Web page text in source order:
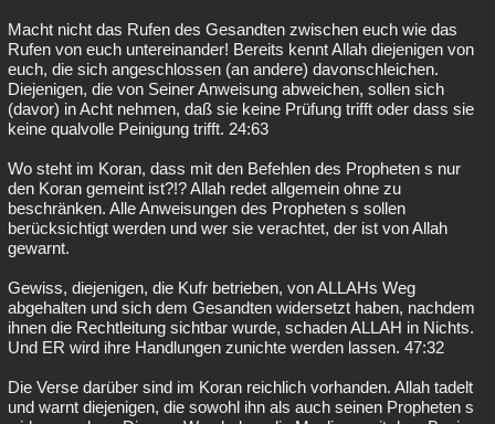
Macht nicht das Rufen des Gesandten zwischen euch wie das
Rufen von euch untereinander! Bereits kennt Allah diejenigen von
euch, die sich angeschlossen (an andere) davonschleichen.
Diejenigen, die von Seiner Anweisung abweichen, sollen sich
(davor) in Acht nehmen, daß sie keine Prüfung trifft oder dass sie
keine qualvolle Peinigung trifft. 24:63
Wo steht im Koran, dass mit den Befehlen des Propheten s nur
den Koran gemeint ist?!? Allah redet allgemein ohne zu
beschränken. Alle Anweisungen des Propheten s sollen
berücksichtigt werden und wer sie verachtet, der ist von Allah
gewarnt.
Gewiss, diejenigen, die Kufr betrieben, von ALLAHs Weg
abgehalten und sich dem Gesandten widersetzt haben, nachdem
ihnen die Rechtleitung sichtbar wurde, schaden ALLAH in Nichts.
Und ER wird ihre Handlungen zunichte werden lassen. 47:32
Die Verse darüber sind im Koran reichlich vorhanden. Allah tadelt
und warnt diejenigen, die sowohl ihn als auch seinen Propheten s